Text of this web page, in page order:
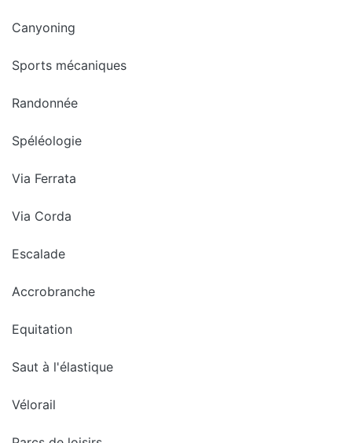
Canyoning
Sports mécaniques
Randonnée
Spéléologie
Via Ferrata
Via Corda
Escalade
Accrobranche
Equitation
Saut à l'élastique
Vélorail